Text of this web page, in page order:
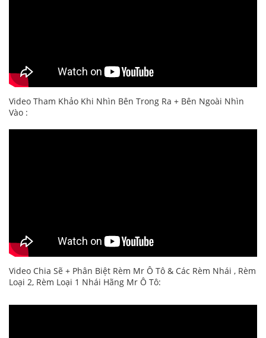
Video Tham Khảo Khi Nhìn Bên Trong Ra + Bên Ngoài Nhìn
Vào :
Video Chia Sẽ + Phân Biệt Rèm Mr Ô Tô & Các Rèm Nhái , Rèm
Loại 2, Rèm Loại 1 Nhái Hãng Mr Ô Tô: